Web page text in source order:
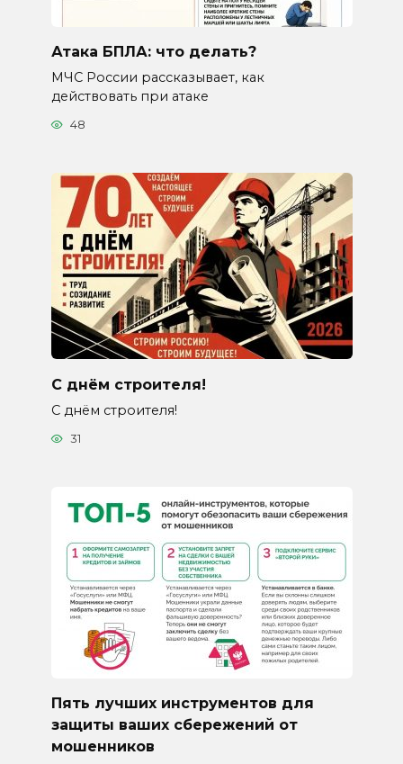
Атака БПЛА: что делать?
МЧС России рассказывает, как
действовать при атаке
48
С днём строителя!
С днём строителя!
31
Пять лучших инструментов для
защиты ваших сбережений от
мошенников